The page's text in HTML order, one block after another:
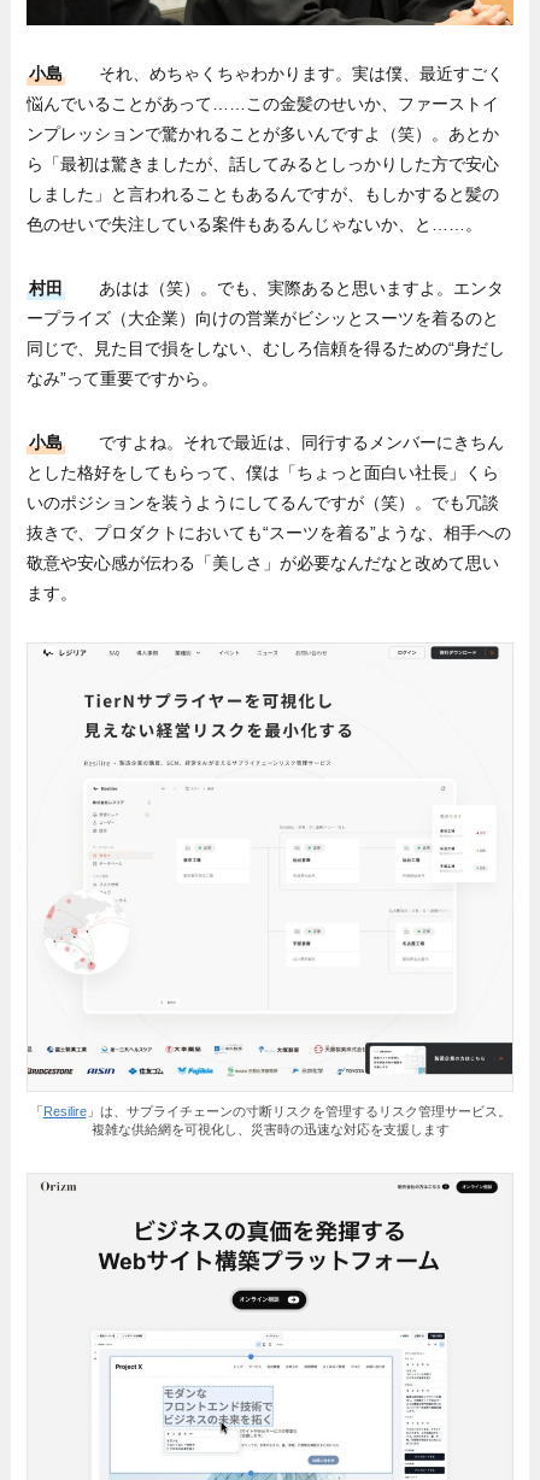
小島
それ、めちゃくちゃわかります。実は僕、最近すごく
悩んでいることがあって……この金髪のせいか、ファーストイ
ンプレッションで驚かれることが多いんですよ（笑）。あとか
ら「最初は驚きましたが、話してみるとしっかりした方で安心
しました」と言われることもあるんですが、もしかすると髪の
色のせいで失注している案件もあるんじゃないか、と……。
村田
あはは（笑）。でも、実際あると思いますよ。エンタ
ープライズ（大企業）向けの営業がビシッとスーツを着るのと
同じで、見た目で損をしない、むしろ信頼を得るための“身だし
なみ”って重要ですから。
小島
ですよね。それで最近は、同行するメンバーにきちん
とした格好をしてもらって、僕は「ちょっと面白い社長」くら
いのポジションを装うようにしてるんですが（笑）。でも冗談
抜きで、プロダクトにおいても“スーツを着る”ような、相手への
敬意や安心感が伝わる「美しさ」が必要なんだなと改めて思い
ます。
「Resilire」は、サプライチェーンの寸断リスクを管理するリスク管理サービス。
複雑な供給網を可視化し、災害時の迅速な対応を支援します